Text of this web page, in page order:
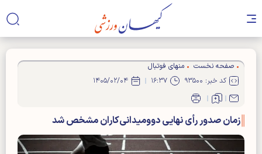
صفحه نخست
منهای فوتبال
کد خبر: ۹۳۵۰۰
۱۶:۳۷ ۱۴۰۵/۰۲/۰۴
زمان صدور رأی نهایی دوومیدانی‌کاران مشخص شد